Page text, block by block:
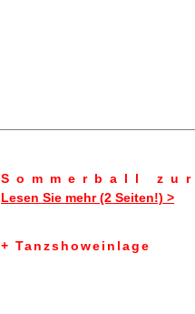
Sommerball
Lesen Sie mehr (2 Seiten!) >
+ Tanzshoweinlage